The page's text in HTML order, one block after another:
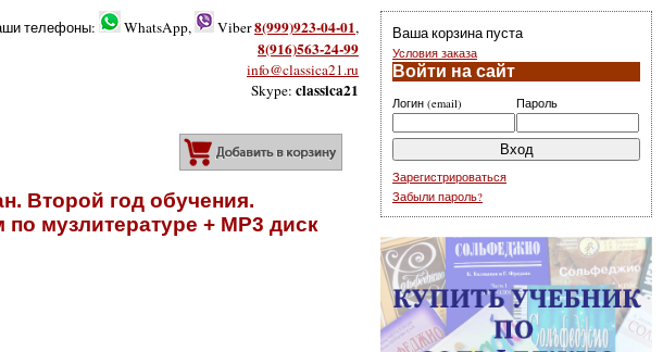
телефоны: WhatsApp, Viber8(999)923-04-01,
8(916)563-24-99
info@classica21.ru
Skype: classica21
Добавить в корзину
Второй год обучения.
музлитературе + MP3 диск
Ваша корзина пуста
Условия заказа
Войти на сайт
Логин (email) Пароль
Зарегистрироваться
Забыли пароль?